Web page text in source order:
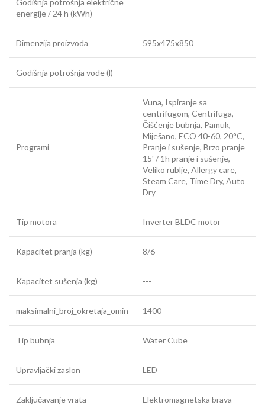
Godišnja potrošnja električne
energije / 24 h (kWh)
---
Dimenzija proizvoda 595x475x850
Godišnja potrošnja vode (l) ---
Programi
Vuna, Ispiranje sa
centrifugom, Centrifuga,
Čišćenje bubnja, Pamuk,
Miješano, ECO 40-60, 20°C,
Pranje i sušenje, Brzo pranje
15' / 1h pranje i sušenje,
Veliko rublje, Allergy care,
Steam Care, Time Dry, Auto
Dry
Tip motora Inverter BLDC motor
Kapacitet pranja (kg) 8/6
Kapacitet sušenja (kg) ---
maksimalni_broj_okretaja_omin 1400
Tip bubnja Water Cube
Upravljački zaslon LED
Zaključavanje vrata Elektromagnetska brava